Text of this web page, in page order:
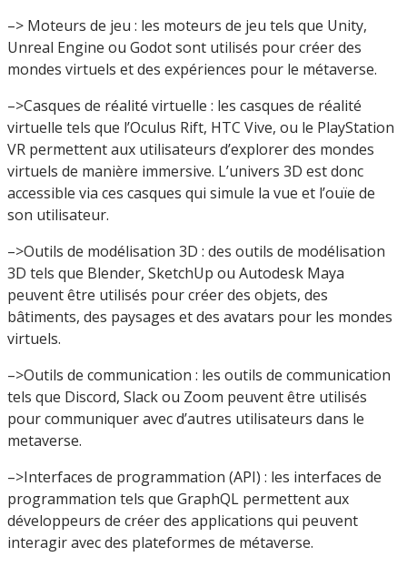
–> Moteurs de jeu : les moteurs de jeu tels que Unity,
Unreal Engine ou Godot sont utilisés pour créer des
mondes virtuels et des expériences pour le métaverse.
–>Casques de réalité virtuelle : les casques de réalité
virtuelle tels que l’Oculus Rift, HTC Vive, ou le PlayStation
VR permettent aux utilisateurs d’explorer des mondes
virtuels de manière immersive. L’univers 3D est donc
accessible via ces casques qui simule la vue et l’ouïe de
son utilisateur.
–>Outils de modélisation 3D : des outils de modélisation
3D tels que Blender, SketchUp ou Autodesk Maya
peuvent être utilisés pour créer des objets, des
bâtiments, des paysages et des avatars pour les mondes
virtuels.
–>Outils de communication : les outils de communication
tels que Discord, Slack ou Zoom peuvent être utilisés
pour communiquer avec d’autres utilisateurs dans le
metaverse.
–>Interfaces de programmation (API) : les interfaces de
programmation tels que GraphQL permettent aux
développeurs de créer des applications qui peuvent
interagir avec des plateformes de métaverse.